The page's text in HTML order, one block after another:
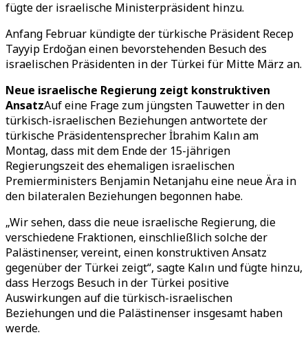
fügte der israelische Ministerpräsident hinzu.
Anfang Februar kündigte der türkische Präsident Recep
Tayyip Erdoğan einen bevorstehenden Besuch des
israelischen Präsidenten in der Türkei für Mitte März an.
Neue israelische Regierung zeigt konstruktiven
AnsatzAuf eine Frage zum jüngsten Tauwetter in den
türkisch-israelischen Beziehungen antwortete der
türkische Präsidentensprecher İbrahim Kalın am
Montag, dass mit dem Ende der 15-jährigen
Regierungszeit des ehemaligen israelischen
Premierministers Benjamin Netanjahu eine neue Ära in
den bilateralen Beziehungen begonnen habe.
„Wir sehen, dass die neue israelische Regierung, die
verschiedene Fraktionen, einschließlich solche der
Palästinenser, vereint, einen konstruktiven Ansatz
gegenüber der Türkei zeigt“, sagte Kalın und fügte hinzu,
dass Herzogs Besuch in der Türkei positive
Auswirkungen auf die türkisch-israelischen
Beziehungen und die Palästinenser insgesamt haben
werde.